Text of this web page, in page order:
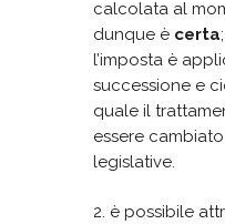
calcolata al
dunque è certa
l’imposta è
successione e
quale il
essere
legislative.
2. è possibile